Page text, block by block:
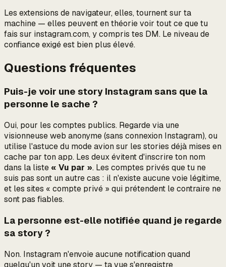
Les extensions de navigateur, elles, tournent sur ta
machine — elles peuvent en théorie voir toutce que tu
fais sur instagram.com, y compris tes DM. Le niveau de
confiance exigé est bien plus élevé.
Questions fréquentes
Puis-je voir une story Instagram sans que la
personne le sache ?
Oui, pour les comptes publics. Regarde via une
visionneuse web anonyme (sans connexion Instagram), ou
utilise l'astuce du mode avion sur les stories déjà mises en
cache par ton app. Les deux évitent d'inscrire ton nom
dans la liste « Vu par ». Les comptes privés que tu ne
suis pas sont un autre cas : il n'existe aucune voie légitime,
et les sites « compte privé » qui prétendent le contraire ne
sont pas fiables.
La personne est-elle notifiée quand je regarde
sa story ?
Non. Instagram n'envoie aucune notification quand
quelqu'un voit une story — ta vue s'enregistre